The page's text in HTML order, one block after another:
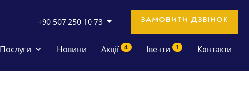
+90 507 250 10 73 ЗАМОВИТИ ДЗВІНОК
Послуги Новини Акції 4 Івенти 1 Контакти